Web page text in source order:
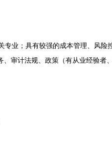
业；具有较强的成本管理、风险
审计法规、政策（有从业经验者